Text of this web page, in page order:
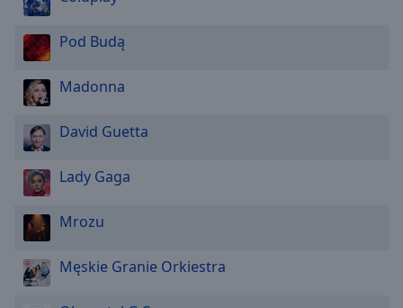
Font
Family
Done
Modal
Dialog
dialog
window.
Pod Budą
Madonna
David Guetta
Lady Gaga
Mrozu
Męskie Granie Orkiestra